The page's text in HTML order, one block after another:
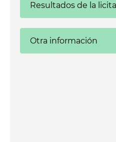
Resultados de la
Otra información